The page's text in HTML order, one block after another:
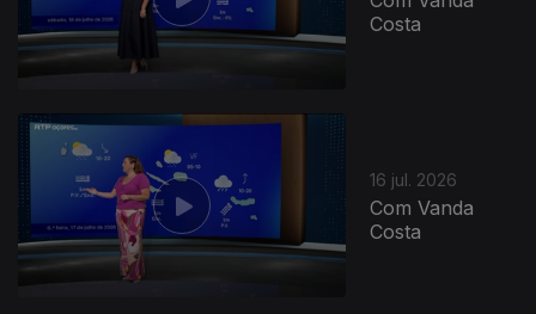
Costa
16 jul. 2026
Com Vanda
Costa